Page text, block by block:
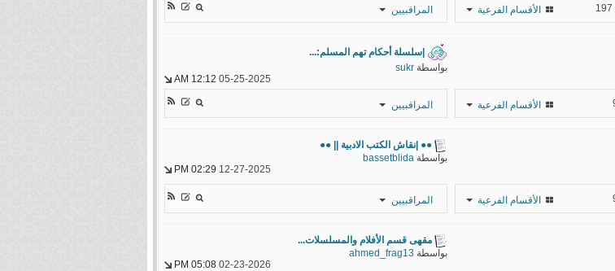
الأقسام الفرعية المراقبيين
مـــسي,’ــو
محــ.,ـمد
الأقسام الفرعية
|سلسلة أحكام تهم المسلم:...
بواسطة sukr
05-25-2025
12:12 AM
المراقبيين
sυzαηღ
αвɒєʟнαĸ
αвɒєʟʟαн
المنتقم 12
الأقسام الفرعية
●● |نقاش الكتب الادبية || ●●
بواسطة bassetblida
12-27-2025
02:29 PM
المراقبيين
حلم القمر
خربشات
مقهى قسم الأفلام والمسلسلات...
بواسطة ahmed_frag13
02-23-2026
05:08 PM